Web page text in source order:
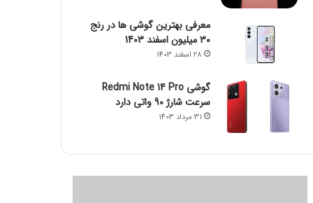
معرفی بهترین گوشی ها در رنج
۳۰ میلیون اسفند 1403
28 اسفند 1403
گوشی Redmi Note 14 Pro
سرعت شارژ 90 واتی دارد
31 مرداد 1403